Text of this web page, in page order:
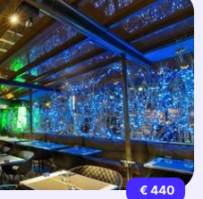
€ 440